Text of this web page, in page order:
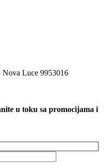
Luce 9953016
u toku sa promocijama i